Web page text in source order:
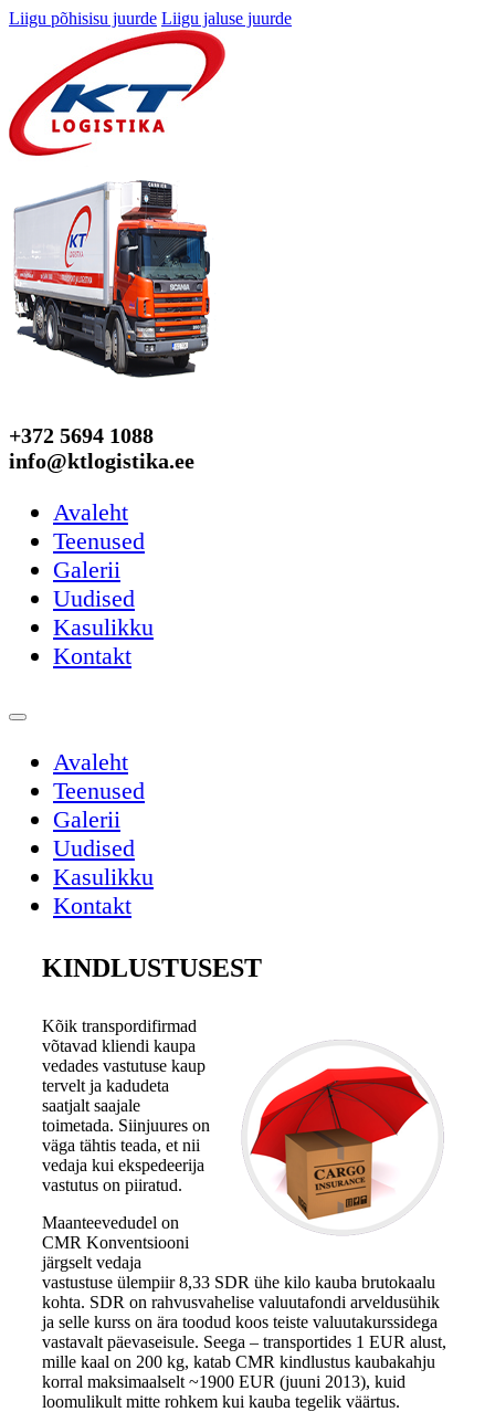
Liigu põhisisu juurde Liigu jaluse juurde
+372 5694 1088
info@ktlogistika.ee
Avaleht
Teenused
Galerii
Uudised
Kasulikku
Kontakt
Avaleht
Teenused
Galerii
Uudised
Kasulikku
Kontakt
KINDLUSTUSEST
Kõik transpordifirmad
võtavad kliendi kaupa
vedades vastutuse kaup
tervelt ja kadudeta
saatjalt saajale
toimetada. Siinjuures on
väga tähtis teada, et nii
vedaja kui ekspedeerija
vastutus on piiratud.
Maanteevedudel on
CMR Konventsiooni
järgselt vedaja
vastustuse ülempiir 8,33 SDR ühe kilo kauba brutokaalu
kohta. SDR on rahvusvahelise valuutafondi arveldusühik
ja selle kurss on ära toodud koos teiste valuutakurssidega
vastavalt päevaseisule. Seega – transportides 1 EUR alust,
mille kaal on 200 kg, katab CMR kindlustus kaubakahju
korral maksimaalselt ~1900 EUR (juuni 2013), kuid
loomulikult mitte rohkem kui kauba tegelik väärtus.